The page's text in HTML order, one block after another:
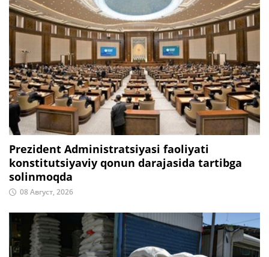
Prezident Administratsiyasi faoliyati
konstitutsiyaviy qonun darajasida tartibga
solinmoqda
08 Август, 2026